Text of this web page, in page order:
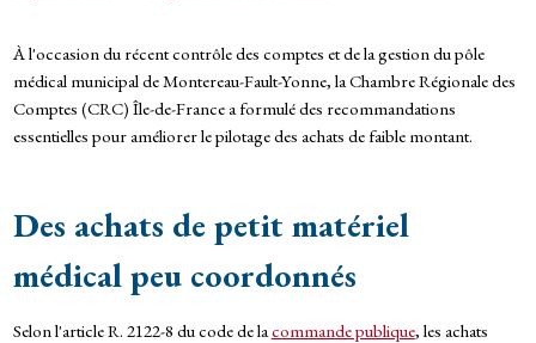
À l'occasion du récent contrôle des comptes et de la gestion du pôle
médical municipal de Montereau-Fault-Yonne, la Chambre Régionale des
Comptes (CRC) Île-de-France a formulé des recommandations
essentielles pour améliorer le pilotage des achats de faible montant.
Des achats de petit matériel
médical peu coordonnés
Selon l'article R. 2122-8 du code de lacommande publique, les achats